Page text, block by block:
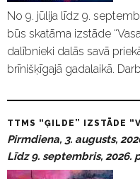
No 9. jūlija līdz 9.
būs skatāma izstāde
dalībnieki dalās savā
brīnišķīgajā gadalaikā.
TTMS “ĢILDE” IZSTĀDE
Pirmdiena, 3. augusts,
Līdz 9. septembris, 2026.